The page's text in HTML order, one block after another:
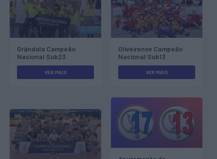
Grândola Campeão
Nacional Sub23
VER MAIS
Oliveirense Campeão
Nacional Sub13
VER MAIS